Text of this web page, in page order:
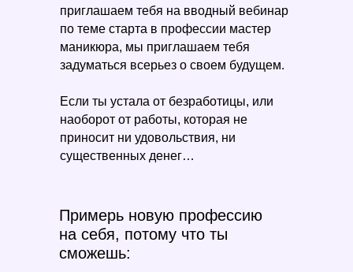
приглашаем тебя на вводный вебинар
по теме старта в профессии мастер
маникюра, мы приглашаем тебя
задуматься всерьез о своем будущем.
Если ты устала от безработицы, или
наоборот от работы, которая не
приносит ни удовольствия, ни
существенных денег…
Примерь новую профессию
на себя, потому что ты
сможешь: